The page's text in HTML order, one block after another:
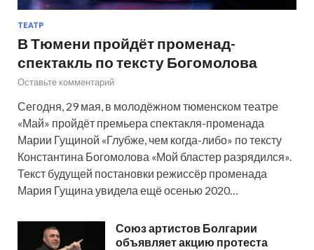
ТЕАТР
В Тюмени пройдёт променад-
спектакль по тексту Богомолова
Оставьте комментарий
Сегодня, 29 мая, в молодёжном тюменском театре
«Май» пройдёт премьера спектакля-променада
Марии Гущиной «Глубже, чем когда-либо» по тексту
Константина Богомолова «Мой бластер разрядился».
Текст будущей постановки режиссёр променада
Мария Гущина увидела ещё осенью 2020…
Союз артистов Болгарии
объявляет акцию протеста